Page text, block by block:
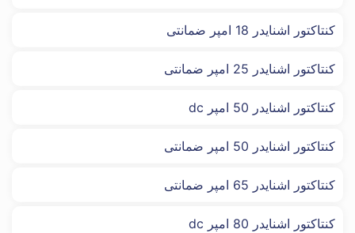
کنتاکتور اشنایدر 18 امپر ضمانتی
کنتاکتور اشنایدر 25 امپر ضمانتی
کنتاکتور اشنایدر 50 امپر dc
کنتاکتور اشنایدر 50 امپر ضمانتی
کنتاکتور اشنایدر 65 امپر ضمانتی
کنتاکتور اشنایدر 80 امپر dc